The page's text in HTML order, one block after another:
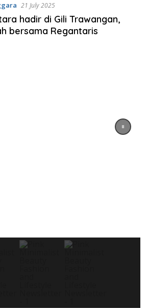
21 July 2025
hadir di Gili Trawangan,
bersama Regantaris